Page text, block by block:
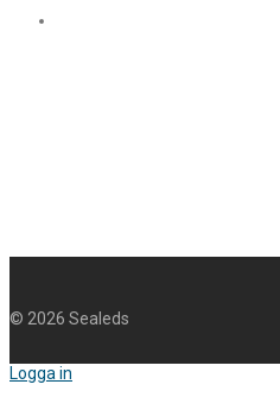
© 2026 Sealeds
Logga in